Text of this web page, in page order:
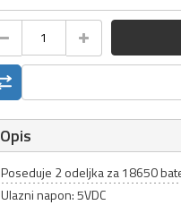
Opis
Poseduje 2 odeljka za 18650
Ulazni napon: 5VDC